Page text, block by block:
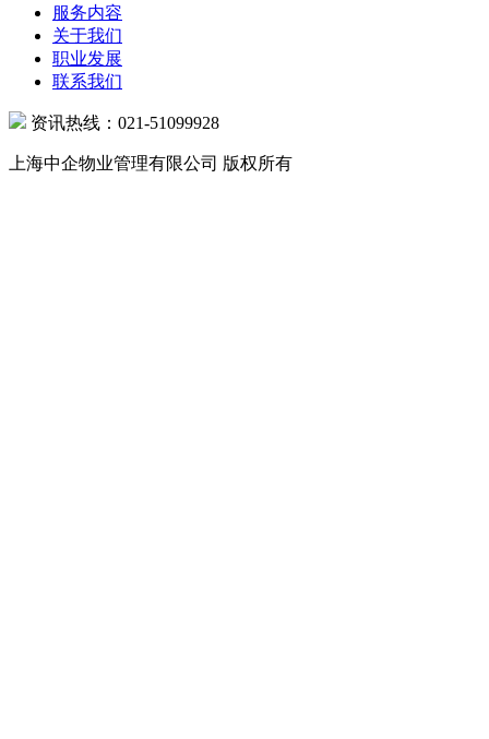
服务内容
关于我们
职业发展
联系我们
资讯热线：021-51099928
上海中企物业管理有限公司 版权所有